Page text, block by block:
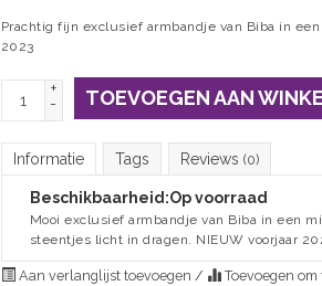
Prachtig fijn exclusief armbandje van Biba in
2023
+
-
TOEVOEGEN AAN
Informatie Tags Reviews (0)
Beschikbaarheid:Op voorraad
Mooi exclusief armbandje van Biba in een
steentjes licht in dragen. NIEUW voorjaar
Aan verlanglijst toevoegen / Toevoegen